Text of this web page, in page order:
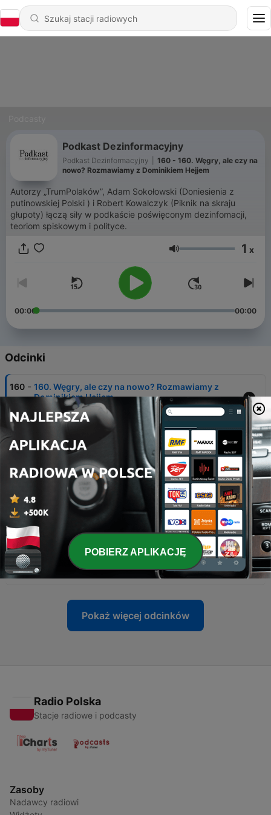
Podkast Dezinformacyjny
Podkast Dezinformacyjny
160 - 160. Węgry, ale czy na
nowo? Rozmawiamy z Dominikiem Hejjem
Autorzy „TrumPolaków”, Adam Sokołowski (Doniesienia z
putinowskiej Polski ) i Robert Kowalczyk (Piknik na skraju
głupoty) łączą siły w podkaście poświęconym dezinfomacji,
teoriom spiskowym i polityce.
Głośność 1 x
00:00 00:00
Odcinki
160 - 160. Węgry, ale czy na nowo? Rozmawiamy z
Dominikiem Hejjem
28 lip 2026
159 159. Cebule na Torcie #87 (15-07-2026)
20 lip 2026
158 - 158. Armenia - Rosja przegrywa, Zachód nie
wygrywa - rozmawiamy z Agnieszką Filipiak
13 lip 2026
157 - 157. Cebule na Torcie #86 (03-07-2026)
06 lip 2026
156 - 156. Cebule na Torcie #85 (23-06-2026)
29 cze 2026
Pokaż więcej odcinków
Radio Polska
Stacje radiowe i podcasty
Zasoby
Nadawcy radiowi
POBIERZ APLIKACJĘ